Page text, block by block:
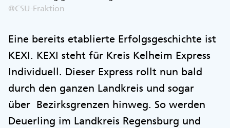
@CSU-Fraktion
Eine bereits etablierte Erfolgsgeschichte ist
KEXI. KEXI steht für Kreis Kelheim Express
Individuell. Dieser Express rollt nun bald
durch den ganzen Landkreis und sogar
über Bezirksgrenzen hinweg. So werden
Deuerling im Landkreis Regensburg und